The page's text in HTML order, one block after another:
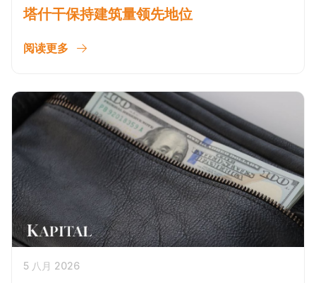
塔什干保持建筑量领先地位
阅读更多
5 八月 2026